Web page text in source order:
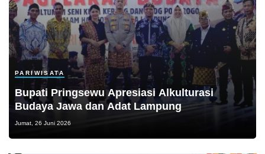
PARIWISATA
Bupati Pringsewu Apresiasi Alkulturasi
Budaya Jawa dan Adat Lampung
Jumat, 26 Juni 2026